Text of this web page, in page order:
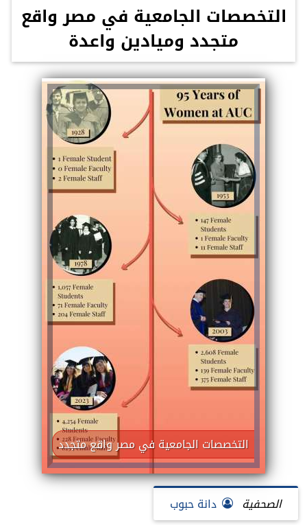
التخصصات الجامعية في مصر واقع
متجدد وميادين واعدة
التخصصات الجامعية في مصر واقع متجدد
الصحفية دانة حبوب